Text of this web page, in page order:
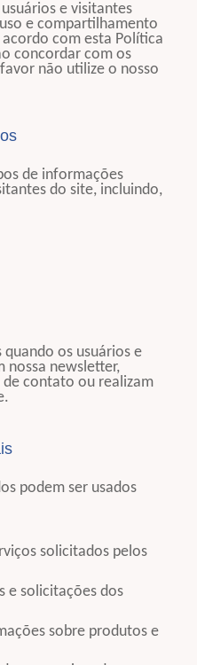
e visitantes
e compartilhamento
acordo com esta Política
concordar com os
não utilize o nosso
de informações
do site, incluindo,
quando os usuários e
nossa newsletter,
contato ou realizam
podem ser usados
solicitados pelos
e solicitações dos
sobre produtos e